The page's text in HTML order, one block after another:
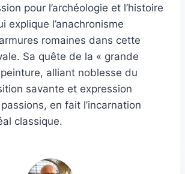
pour l’archéologie et l’histoire
explique l’anachronisme
romaines dans cette
Sa quête de la « grande
alliant noblesse du
savante et expression
en fait l’incarnation
classique.